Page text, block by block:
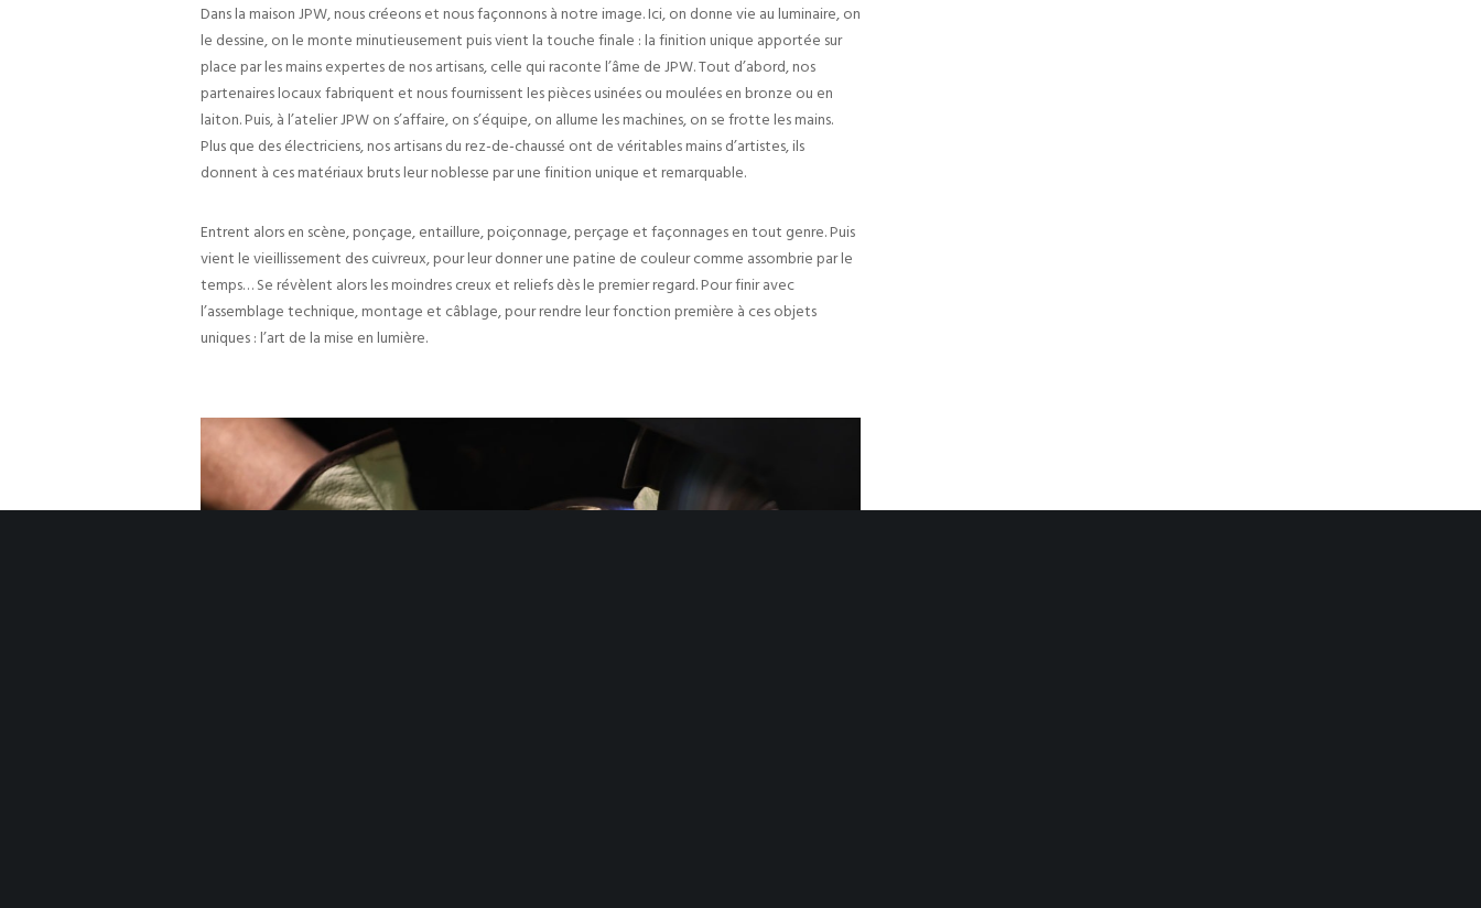
Dans la maison JPW, nous créeons et nous façonnons à notre image. Ici, on donne vie au luminaire, on
le dessine, on le monte minutieusement puis vient la touche finale : la finition unique apportée sur
place par les mains expertes de nos artisans, celle qui raconte l’âme de JPW. Tout d’abord, nos
partenaires locaux fabriquent et nous fournissent les pièces usinées ou moulées en bronze ou en
laiton. Puis, à l’atelier JPW on s’affaire, on s’équipe, on allume les machines, on se frotte les mains.
Plus que des électriciens, nos artisans du rez-de-chaussé ont de véritables mains d’artistes, ils
donnent à ces matériaux bruts leur noblesse par une finition unique et remarquable.
Entrent alors en scène, ponçage, entaillure, poiçonnage, perçage et façonnages en tout genre. Puis
vient le vieillissement des cuivreux, pour leur donner une patine de couleur comme assombrie par le
temps… Se révèlent alors les moindres creux et reliefs dès le premier regard. Pour finir avec
l’assemblage technique, montage et câblage, pour rendre leur fonction première à ces objets
uniques : l’art de la mise en lumière.